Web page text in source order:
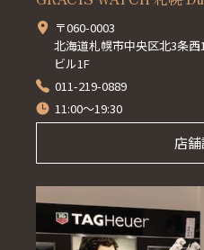
〒060-0003
北海道札幌市中央区北3条
ビル1F
011-219-0889
11:00～19:30
店